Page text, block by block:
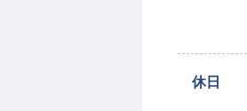
休日